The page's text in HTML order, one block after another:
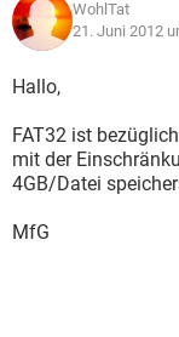
WohlTat
21. Juni 2012
Hallo,
FAT32 ist
mit der
4GB/Datei
MfG